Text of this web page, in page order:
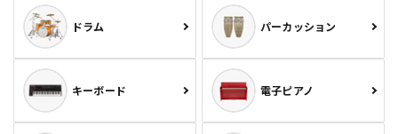
ドラム パーカッション
キーボード 電子ピアノ